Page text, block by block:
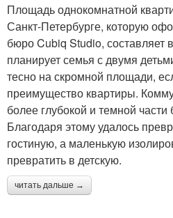
Площадь однокомнатной
Санкт-Петербурге, которую
бюро Cubiq Studio, составляет
планирует семья с двумя
тесно на скромной площади,
преимущество квартиры.
более глубокой и темной
Благодаря этому удалось
гостиную, а маленькую
превратить в детскую.
читать дальше →